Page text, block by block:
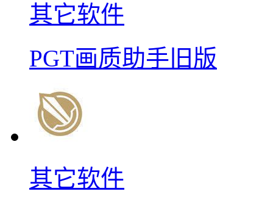
其它软件
PGT画质助手旧版
其它软件